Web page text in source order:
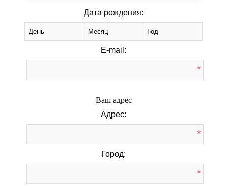
Дата рождения:
E-mail:
*
Ваш адрес
Адрес:
*
Город:
*